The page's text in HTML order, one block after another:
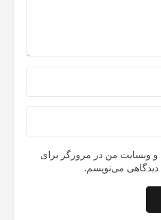
و وبسایت من در مرورگر برای
دیدگاهی می‌نویسم.